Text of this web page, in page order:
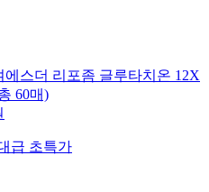
에스더 리포좀 글루타치온 12X
60매)
급 초특가